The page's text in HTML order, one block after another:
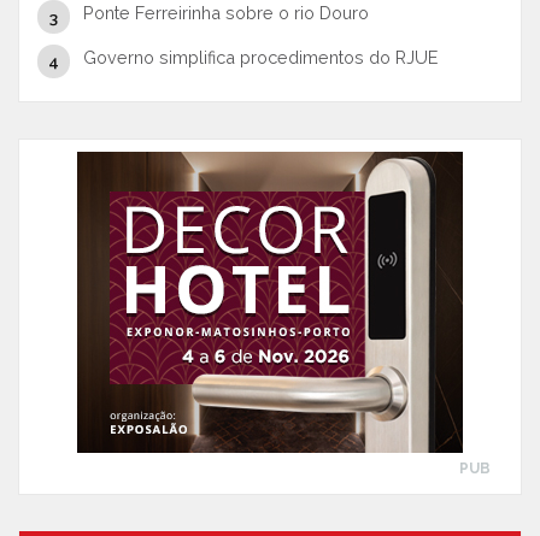
Ponte Ferreirinha sobre o rio Douro
Governo simplifica procedimentos do RJUE
PUB